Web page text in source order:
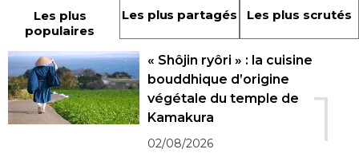
Les plus
populaires
Les plus partagés Les plus scrutés
1
« Shôjin ryôri » : la cuisine
bouddhique d’origine
végétale du temple de
Kamakura
02/08/2026